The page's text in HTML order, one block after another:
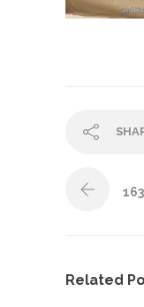
163
Related